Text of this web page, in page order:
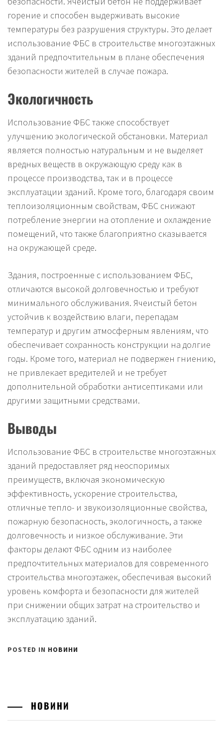
горение и способен выдерживать высокие
температуры без разрушения структуры. Это делает
использование ФБС в строительстве многоэтажных
зданий предпочтительным в плане обеспечения
безопасности жителей в случае пожара.
Экологичность
Использование ФБС также способствует
улучшению экологической обстановки. Материал
является полностью натуральным и не выделяет
вредных веществ в окружающую среду как в
процессе производства, так и в процессе
эксплуатации зданий. Кроме того, благодаря своим
теплоизоляционным свойствам, ФБС снижают
потребление энергии на отопление и охлаждение
помещений, что также благоприятно сказывается
на окружающей среде.
Здания, построенные с использованием ФБС,
отличаются высокой долговечностью и требуют
минимального обслуживания. Ячеистый бетон
устойчив к воздействию влаги, перепадам
температур и другим атмосферным явлениям, что
обеспечивает сохранность конструкции на долгие
годы. Кроме того, материал не подвержен гниению,
не привлекает вредителей и не требует
дополнительной обработки антисептиками или
другими защитными средствами.
Выводы
Использование ФБС в строительстве многоэтажных
зданий предоставляет ряд неоспоримых
преимуществ, включая экономическую
эффективность, ускорение строительства,
отличные тепло- и звукоизоляционные свойства,
пожарную безопасность, экологичность, а также
долговечность и низкое обслуживание. Эти
факторы делают ФБС одним из наиболее
предпочтительных материалов для современного
строительства многоэтажек, обеспечивая высокий
уровень комфорта и безопасности для жителей
при снижении общих затрат на строительство и
эксплуатацию зданий.
POSTED IN НОВИНИ
НОВИНИ